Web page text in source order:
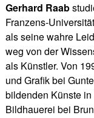
Gerhard Raab
Franzens-
als seine wahre
weg von der
als Künstler. Von
und Grafik bei
bildenden Künste
Bildhauerei bei